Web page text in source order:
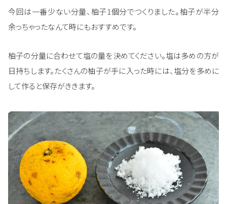
今回は一番少ない分量、柚子1個分でつくりました。柚子が半分
余っちゃったなんて時にもおすすめです。
柚子の分量に合わせて塩の量を決めてください。塩は多めの方が
日持ちします。たくさんの柚子が手に入った時には、塩分を多めに
して作ると保存がききます。